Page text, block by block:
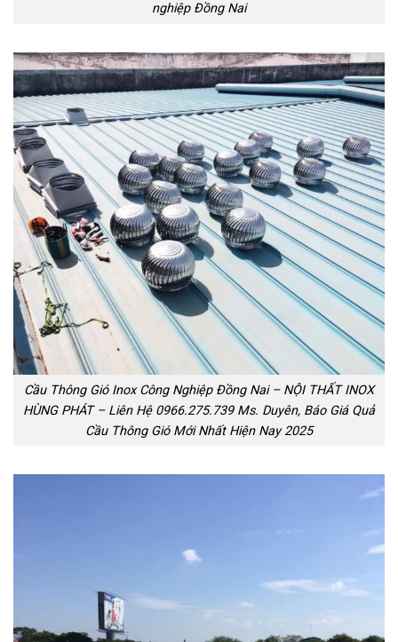
nghiệp Đồng Nai
Cầu Thông Gió Inox Công Nghiệp Đồng Nai – NỘI THẤT INOX
HÙNG PHÁT – Liên Hệ 0966.275.739 Ms. Duyên, Báo Giá Quả
Cầu Thông Gió Mới Nhất Hiện Nay 2025